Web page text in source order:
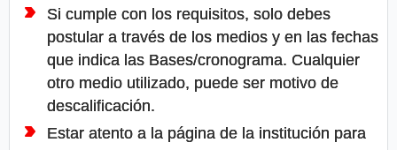
Si cumple con los requisitos, solo debes
postular a través de los medios y en las fechas
que indica las Bases/cronograma. Cualquier
otro medio utilizado, puede ser motivo de
descalificación.
Estar atento a la página de la institución para